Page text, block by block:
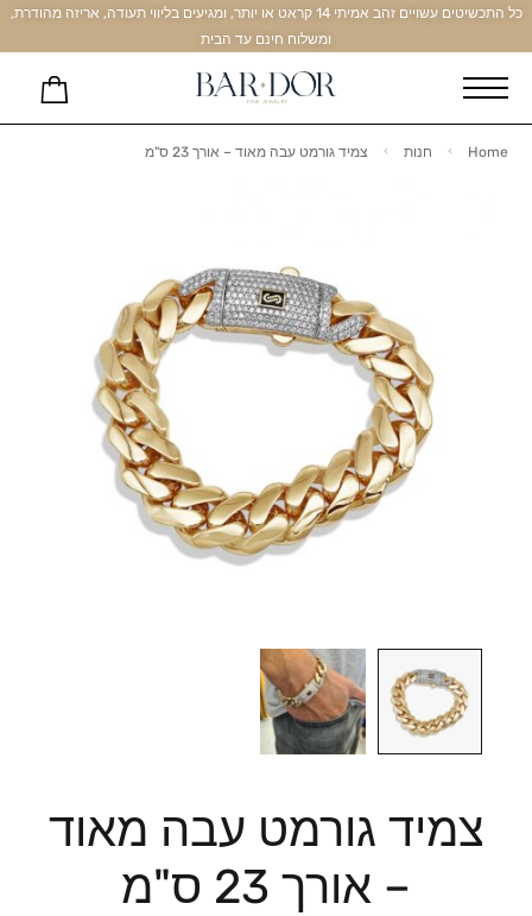
כל התכשיטים עשויים זהב אמיתי 14 קראט או יותר, ומגיעים בליווי תעודה, אריזה מהודרת,
ומשלוח חינם עד הבית
Home חנות צמיד גורמט עבה מאוד – אורך 23 ס"מ
צמיד גורמט עבה מאוד
– אורך 23 ס"מ